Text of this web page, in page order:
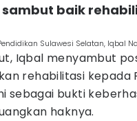
sambut baik
Sulawesi Selatan, Iqbal
Iqbal menyambut
rehabilitasi kepada
sebagai bukti
haknya.